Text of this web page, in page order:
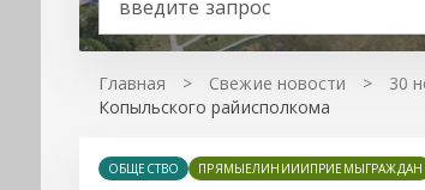
Главная > Свежие новости >
30
Копыльского райисполкома
ОБЩЕСТВО ПРЯМЫЕЛИНИИИПРИЕМЫГРАЖДАН